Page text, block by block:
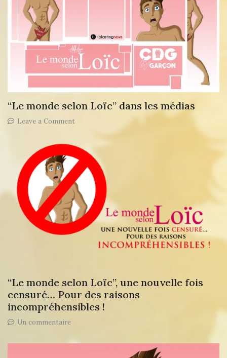
“Le monde selon Loïc” dans les médias
Leave a Commenton
selon
Loïc”
dans
les
médias
“Le monde selon Loïc”, une nouvelle fois
censuré… Pour des raisons
incompréhensibles !
Un commentairesur
monde